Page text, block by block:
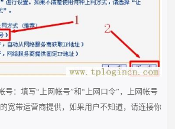
号：填写“上网帐号”和“上网口令”，上网帐号
宽带运营商提供，如果用户不知道，请连接你